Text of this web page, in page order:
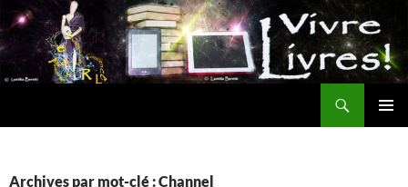
Aller
au
contenu
Archives par mot-clé : Channel